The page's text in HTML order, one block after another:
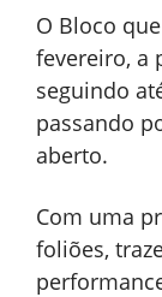
O Bloco
fevereiro, a
seguindo
passando
aberto.
Com uma
foliões,